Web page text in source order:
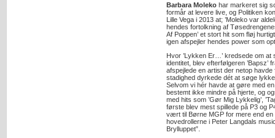
Barbara Moleko har markeret sig
formår at levere live, og Politiken
Lille Vega i 2013 at; ’Moleko var
hendes fortolkning af
Af Poppen’ et stort hit som fløj
igen afspejler hendes power som
Hvor ’Lykken Er…’ kredsede om
identitet, blev efterfølgeren ’Bapsz’
afspejlede en artist der netop
stadighed dyrkede dét at søge
Selvom vi hér havde at gøre med
bestemt ikke mindre på hjerte, og
med hits som ’Gør Mig Lykkelig’,
første blev mest spillede på P3 og
vært til Børne MGP for mere end en
hovedrollerne i Peter Langdals
Brylluppet”.